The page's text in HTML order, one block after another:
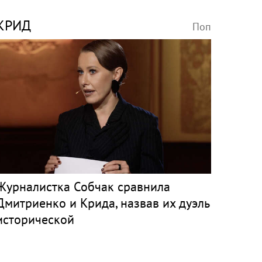
Поп
Собчак сравнила
и Крида, назвав их дуэль